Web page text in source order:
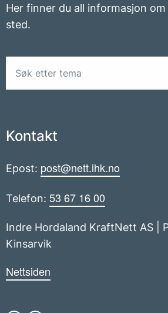
Her finner du all informasjon
sted.
Kontakt
Epost: post@nett.ihk.no
Telefon: 53 67 16 00
Indre Hordaland KraftNett AS |
Kinsarvik
Nettsiden